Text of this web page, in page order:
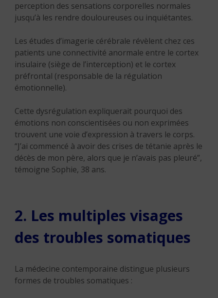
perception des sensations corporelles normales
jusqu’à les rendre douloureuses ou inquiétantes.
Les études d’imagerie cérébrale révèlent chez ces
patients une connectivité anormale entre le cortex
insulaire (siège de l’interception) et le cortex
préfrontal (responsable de la régulation
émotionnelle).
Cette dysrégulation expliquerait pourquoi des
émotions non conscientisées ou non exprimées
trouvent une voie d’expression à travers le corps.
“J’ai commencé à avoir des crises de tétanie après le
décès de mon père, alors que je n’avais pas pleuré”,
témoigne Sophie, 38 ans.
2. Les multiples visages
des troubles somatiques
La médecine contemporaine distingue plusieurs
formes de troubles somatiques :